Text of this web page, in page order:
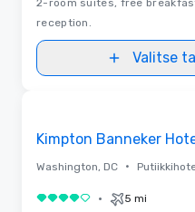
reception.
Valitse
Kimpton Banneker
Washington, DC •
4 / 5 • 5 mi